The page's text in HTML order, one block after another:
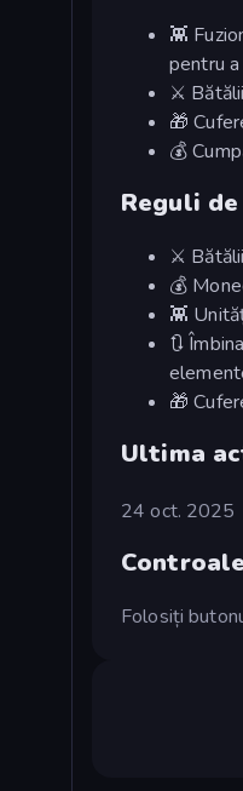
👾
pentru
⚔️
🎁
💰
Reguli
⚔️
💰
👾
🔃
🎁
Ultima
24 oct. 2025
Controale
Folosiți